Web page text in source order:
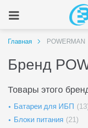
Главная POWERMAN
Бренд
Товары этого
Батареи для ИБП
Блоки питания (21)